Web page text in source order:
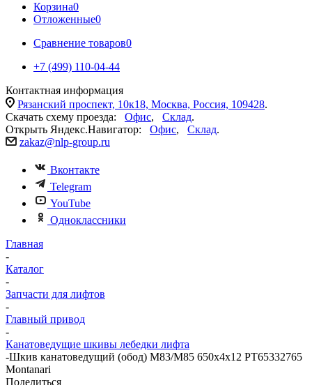
Корзина0
Отложенные0
Сравнение товаров0
+7 (499) 110-04-44
Контактная информация
Рязанский проспект, 10к18, Москва, Россия, 109428.
Скачать схему проезда: Офис, Склад.
Открыть Яндекс.Навигатор: Офис, Склад.
zakaz@nlp-group.ru
Вконтакте
Telegram
YouTube
Одноклассники
Главная
-
Каталог
-
Запчасти для лифтов
-
Главный привод
-
Канатоведущие шкивы лебедки лифта
-Шкив канатоведущий (обод) M83/M85 650х4х12 PT65332765
Montanari
Поделиться